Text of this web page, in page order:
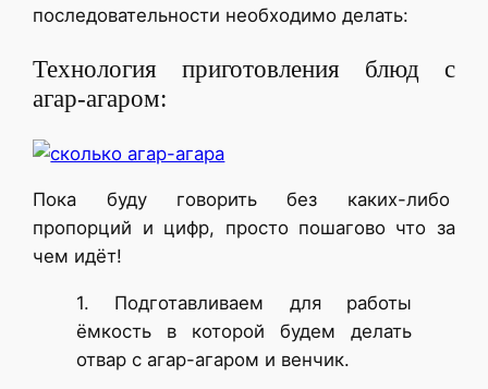
последовательности необходимо делать:
Технология приготовления блюд с
агар-агаром:
Пока буду говорить без каких-либо
пропорций и цифр, просто пошагово что за
чем идёт!
1. Подготавливаем для работы
ёмкость в которой будем делать
отвар с агар-агаром и венчик.